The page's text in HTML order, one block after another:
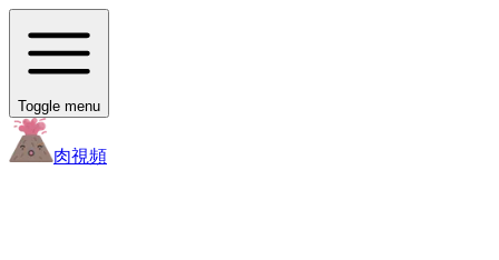
Toggle menu
肉視頻